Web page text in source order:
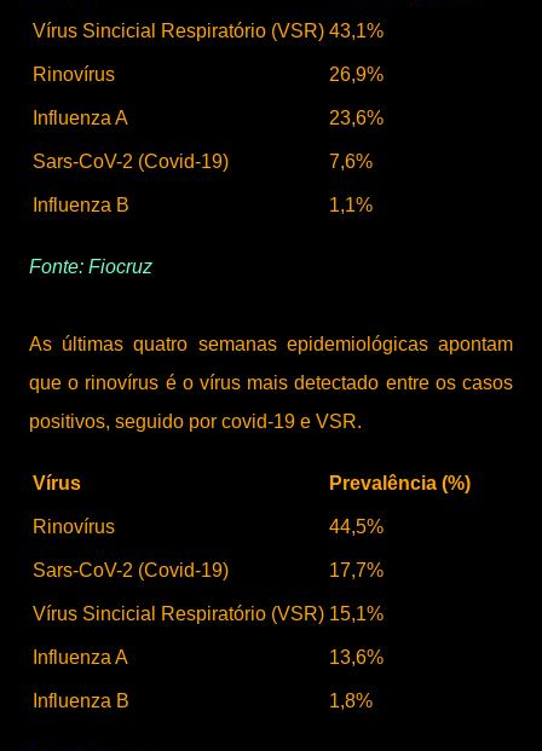
Vírus Sincicial Respiratório (VSR) 43,1%
Rinovírus 26,9%
Influenza A 23,6%
Sars-CoV-2 (Covid-19) 7,6%
Influenza B 1,1%
Fonte: Fiocruz
As últimas quatro semanas epidemiológicas apontam
que o rinovírus é o vírus mais detectado entre os casos
positivos, seguido por covid-19 e VSR.
Vírus Prevalência (%)
Rinovírus 44,5%
Sars-CoV-2 (Covid-19) 17,7%
Vírus Sincicial Respiratório (VSR) 15,1%
Influenza A 13,6%
Influenza B 1,8%